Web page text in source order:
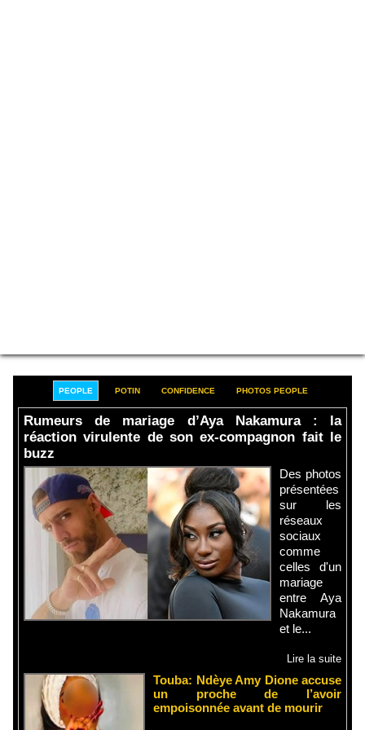
PEOPLE POTIN CONFIDENCE PHOTOS PEOPLE
Rumeurs de mariage d’Aya Nakamura : la
réaction virulente de son ex-compagnon fait le
buzz
Des photos
présentées
sur les
réseaux
sociaux
comme
celles d'un
mariage
entre Aya
Nakamura
et le...
Lire la suite
Touba: Ndèye Amy Dione accuse
un proche de l’avoir
empoisonnée avant de mourir